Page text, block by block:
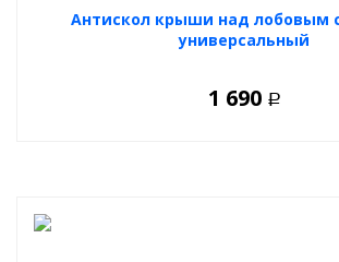
Антискол крыши над лобовым
универсальный
1 690 Р